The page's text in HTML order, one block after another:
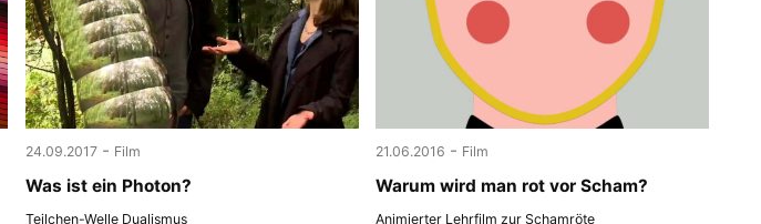
24.09.2017 - Film
Was ist ein Photon?
Teilchen-Welle Dualismus
21.06.2016 - Film
Warum wird man rot vor Scham?
Animierter Lehrfilm zur Schamröte